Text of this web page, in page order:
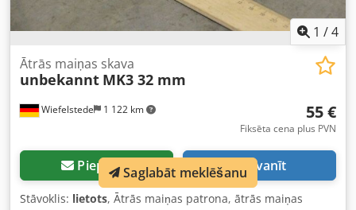
1 /4
Wiefelstede 1 122 km
Ātrās maiņas skava
unbekannt MK3 32 mm
55 €
Fiksēta cena plus PVN
Pieprasīt Zvanīt
Stāvoklis: lietots, Ātrās maiņas patrona, ātrās maiņas
Saglabāt meklēšanu